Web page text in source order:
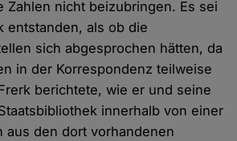
Zahlen nicht beizubringen. Es sei
entstanden, als ob die
sich abgesprochen hätten, da
in der Korrespondenz teilweise
berichtete, wie er und seine
innerhalb von einer
aus den dort vorhandenen